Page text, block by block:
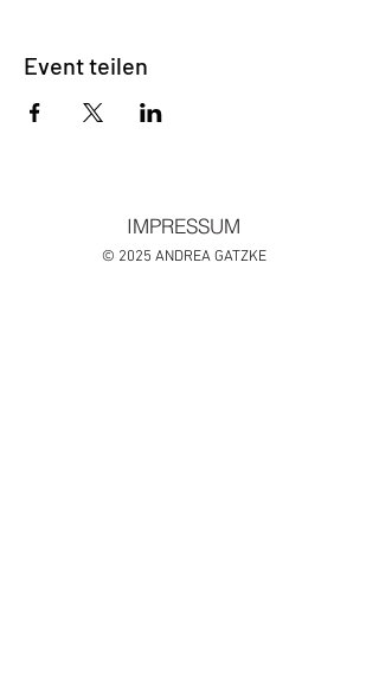
Event teilen
IMPRESSUM
© 2025 ANDREA GATZKE